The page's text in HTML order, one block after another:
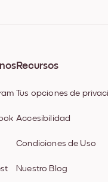
Recursos
Tus opciones de
Accesibilidad
Condiciones de Uso
Nuestro Blog